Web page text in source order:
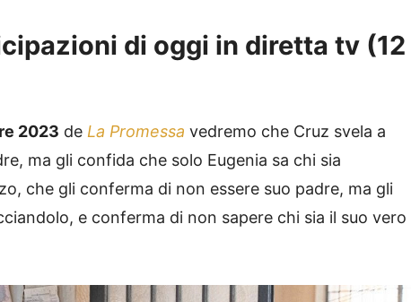
di oggi in diretta tv (12
2023 de La Promessa vedremo che Cruz svela a
ma gli confida che solo Eugenia sa chi sia
che gli conferma di non essere suo padre, ma gli
e conferma di non sapere chi sia il suo vero